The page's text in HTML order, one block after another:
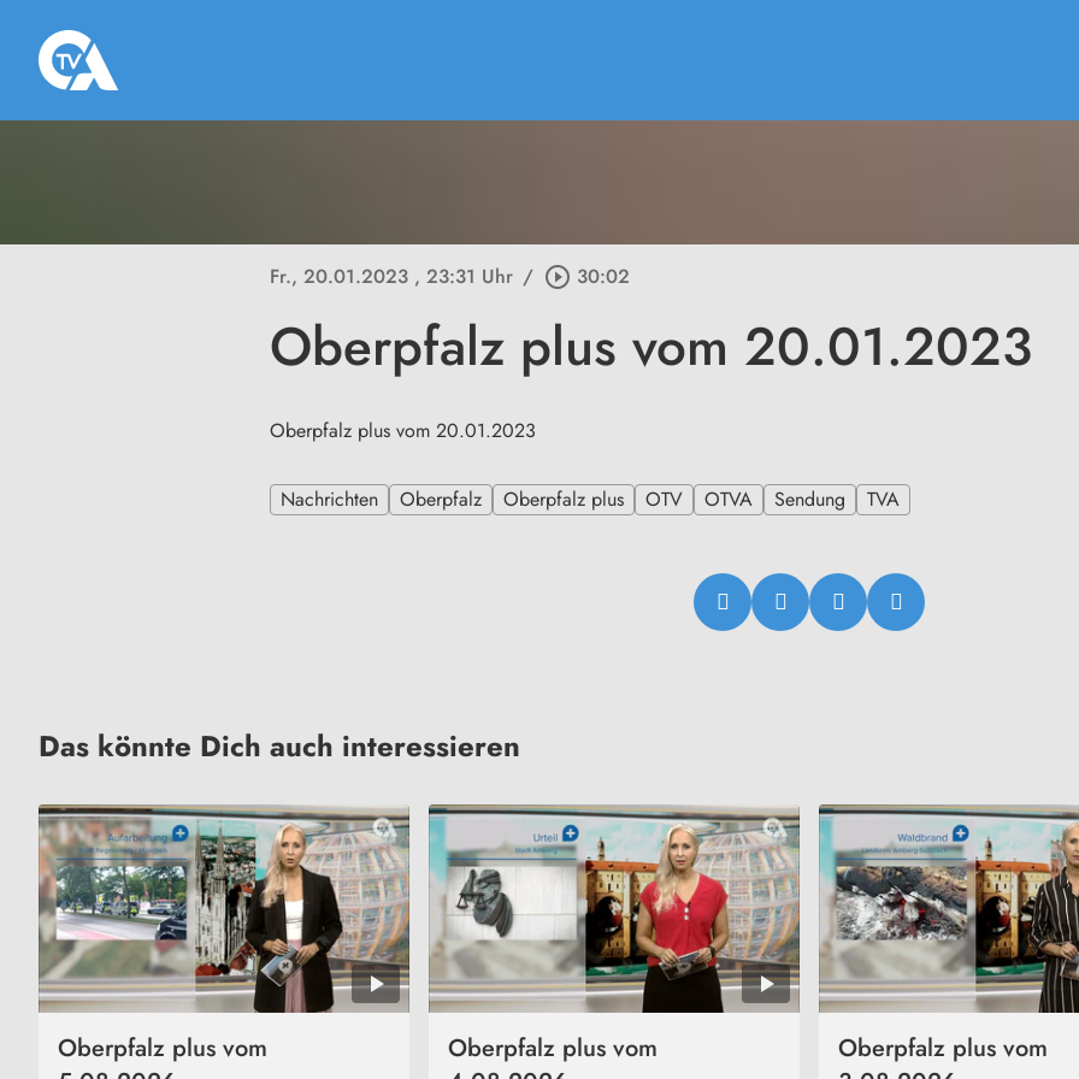
Fr., 20.01.2023 , 23:31 Uhr / play_circle_outline 30:02
Oberpfalz plus vom 20.01.2023
Oberpfalz plus vom 20.01.2023
Nachrichten Oberpfalz Oberpfalz plus OTV OTVA Sendung TVA
Das könnte Dich auch interessieren
Oberpfalz plus vom
Oberpfalz plus vom
Oberpfalz plus vom